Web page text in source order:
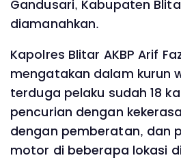
Gandusari, Kabupaten
diamanahkan.
Kapolres Blitar AKBP Arif
mengatakan dalam kurun
terduga pelaku sudah 18
pencurian dengan
dengan pemberatan, dan
motor di beberapa lokasi